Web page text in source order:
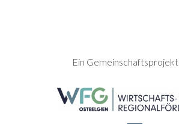
SEITENFUSS
Ein